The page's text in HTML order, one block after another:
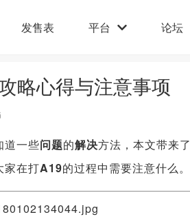
发售表 平台 论坛
略心得与注意事项
道一些问题的解决方法，本文带来了
家在打A19的过程中需要注意什么。